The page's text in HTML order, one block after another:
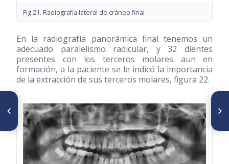
Fig 21. Radiografía lateral de cráneo final
En la radiografía panorámica final tenemos un
adecuado paralelismo radicular, y 32 dientes
presentes con los terceros molares aun en
formación, a la paciente se le indicó la importancia
de la extracción de sus terceros molares, figura 22.
Camuflaje en clase III
esquelético, extracciones de
los segundos premolares
superiores y primeros
premolares inferiores, caso
Cierre de diastema, Reporte
de un caso clínico